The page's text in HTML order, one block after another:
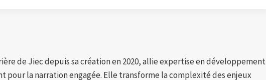
de Jiec depuis sa création en 2020, allie expertise en développement
pour la narration engagée. Elle transforme la complexité des enjeux